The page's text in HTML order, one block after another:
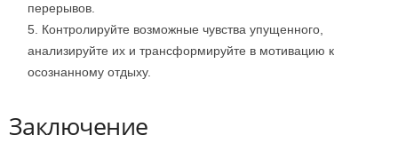
перерывов.
Контролируйте возможные чувства упущенного,
анализируйте их и трансформируйте в мотивацию к
осознанному отдыху.
Заключение